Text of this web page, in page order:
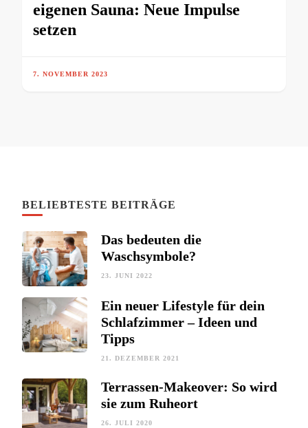
eigenen Sauna: Neue Impulse
setzen
7. NOVEMBER 2023
BELIEBTESTE BEITRÄGE
Das bedeuten die
Waschsymbole?
23. JUNI 2022
Ein neuer Lifestyle für dein
Schlafzimmer – Ideen und
Tipps
21. DEZEMBER 2021
Terrassen-Makeover: So wird
sie zum Ruheort
26. JULI 2020